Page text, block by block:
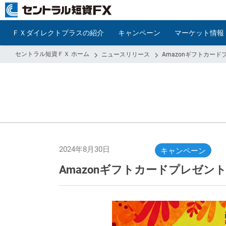
ＦＸダイレクトプラスの紹介 キャンペーン マーケット情報
セントラル短資ＦＸ ホーム ニュースリリース Amazonギフトカード
2024年8月30日 キャンペーン
Amazonギフトカードプレゼン